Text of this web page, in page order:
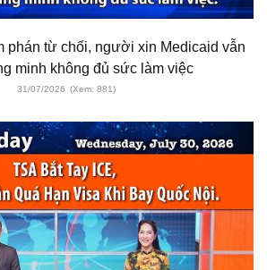
phán từ chối, người xin Medicaid vẫn
minh không đủ sức làm việc
31/07/2026 (Xem: 881)